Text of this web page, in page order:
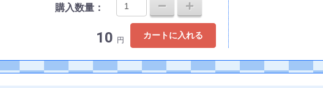
購入数量：
10 円 カートに入れる